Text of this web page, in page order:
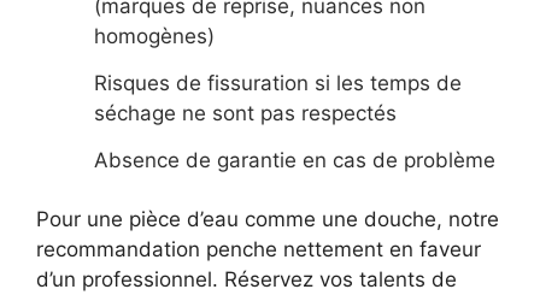
(marques de reprise, nuances non
homogènes)
Risques de fissuration si les temps de
séchage ne sont pas respectés
Absence de garantie en cas de problème
Pour une pièce d’eau comme une douche, notre
recommandation penche nettement en faveur
d’un professionnel. Réservez vos talents de